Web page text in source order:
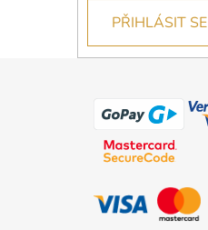
PŘIHLÁSIT SE